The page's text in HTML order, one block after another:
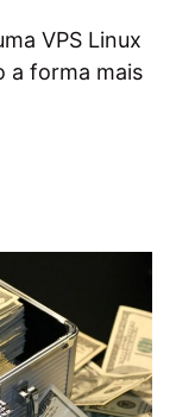
VPS Linux
a forma mais